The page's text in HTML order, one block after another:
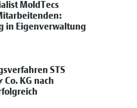
MoldTecs
in Eigenverwaltung
STS
Co. KG nach